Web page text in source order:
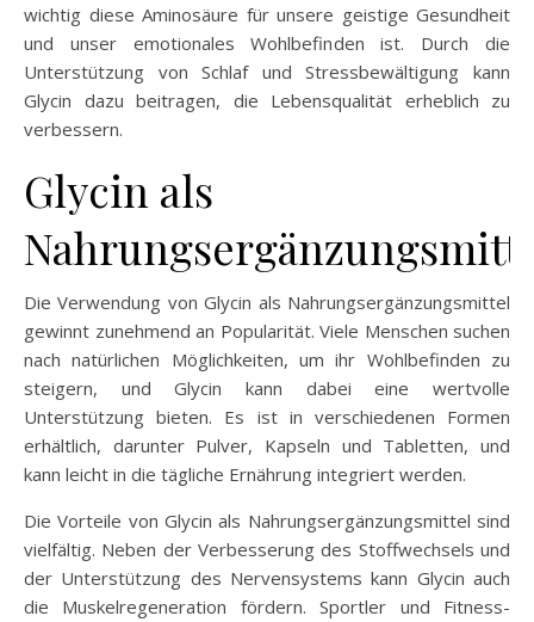
wichtig diese Aminosäure für unsere geistige Gesundheit
und unser emotionales Wohlbefinden ist. Durch die
Unterstützung von Schlaf und Stressbewältigung kann
Glycin dazu beitragen, die Lebensqualität erheblich zu
verbessern.
Glycin als
Die Verwendung von Glycin als Nahrungsergänzungsmittel
gewinnt zunehmend an Popularität. Viele Menschen suchen
nach natürlichen Möglichkeiten, um ihr Wohlbefinden zu
steigern, und Glycin kann dabei eine wertvolle
Unterstützung bieten. Es ist in verschiedenen Formen
erhältlich, darunter Pulver, Kapseln und Tabletten, und
kann leicht in die tägliche Ernährung integriert werden.
Die Vorteile von Glycin als Nahrungsergänzungsmittel sind
vielfältig. Neben der Verbesserung des Stoffwechsels und
der Unterstützung des Nervensystems kann Glycin auch
die Muskelregeneration fördern. Sportler und Fitness-